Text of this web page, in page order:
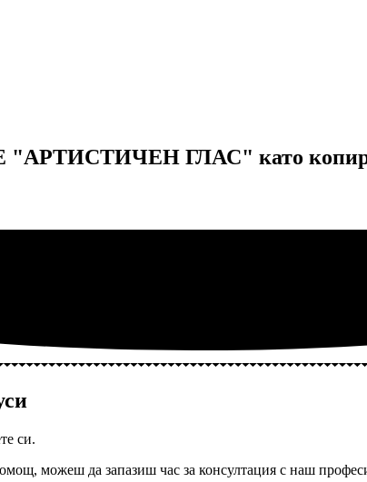
"АРТИСТИЧЕН ГЛАС" като
си.
можеш да запазиш час за консултация с наш